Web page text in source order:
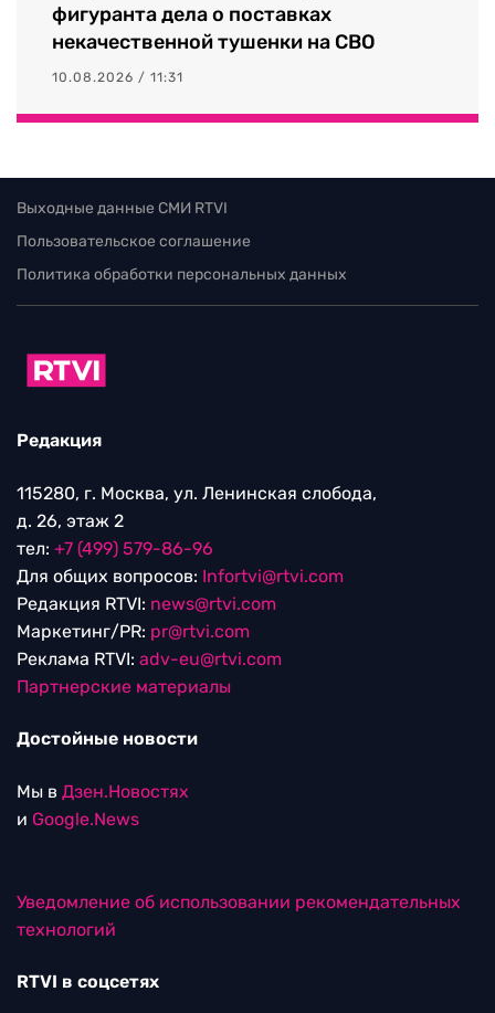
фигуранта дела о поставках
некачественной тушенки на СВО
10.08.2026 / 11:31
Выходные данные СМИ RTVI
Пользовательское соглашение
Политика обработки персональных данных
Редакция
115280, г. Москва, ул. Ленинская слобода,
д. 26, этаж 2
тел: +7 (499) 579-86-96
Для общих вопросов: Infortvi@rtvi.com
Редакция RTVI: news@rtvi.com
Маркетинг/PR: pr@rtvi.com
Реклама RTVI: adv-eu@rtvi.com
Партнерские материалы
Достойные новости
Мы в Дзен.Новостях
и Google.News
Уведомление об использовании рекомендательных
технологий
RTVI в соцсетях